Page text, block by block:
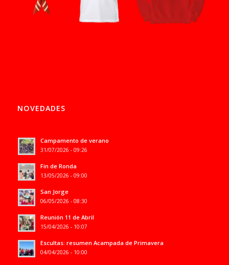
NOVEDADES
Campamento de verano
31/07/2026 - 09:26
Fin de Ronda
13/05/2026 - 09:00
San Jorge
06/05/2026 - 08:30
Reunión 11 de Abril
15/04/2026 - 10:07
Escultas: resumen Acampada de Primavera
04/04/2026 - 10:00